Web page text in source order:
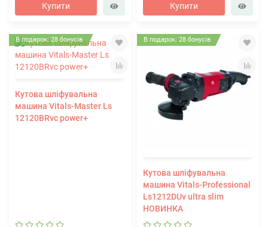
Купити Купити
В подарок: 28 бонусів
Кутова шліфувальна
машина Vitals-Master Ls
12120BRvc power+
В подарок: 28 бонусів
Кутова шліфувальна
машина Vitals-Professional
Ls1212DUv ultra slim
НОВИНКА